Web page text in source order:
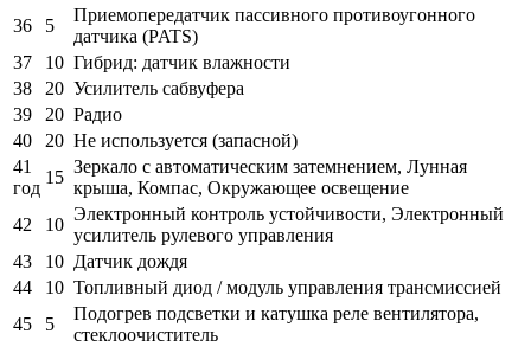
36
5
Приемопередатчик пассивного противоугонного
датчика (PATS)
37
10 Гибрид: датчик влажности
38
20 Усилитель сабвуфера
39
20 Радио
40
20 Не используется (запасной)
41
год
15
Зеркало с автоматическим затемнением, Лунная
крыша, Компас, Окружающее освещение
42
10
Электронный контроль устойчивости, Электронный
усилитель рулевого управления
43
10 Датчик дождя
44
10 Топливный диод / модуль управления трансмиссией
45
5
Подогрев подсветки и катушка реле вентилятора,
стеклоочиститель